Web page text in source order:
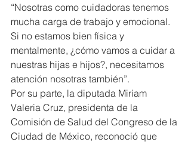
“Nosotras como cuidadoras tenemos
mucha carga de trabajo y emocional.
Si no estamos bien física y
mentalmente, ¿cómo vamos a cuidar a
nuestras hijas e hijos?, necesitamos
atención nosotras también”.
Por su parte, la diputada Miriam
Valeria Cruz, presidenta de la
Comisión de Salud del Congreso de la
Ciudad de México, reconoció que